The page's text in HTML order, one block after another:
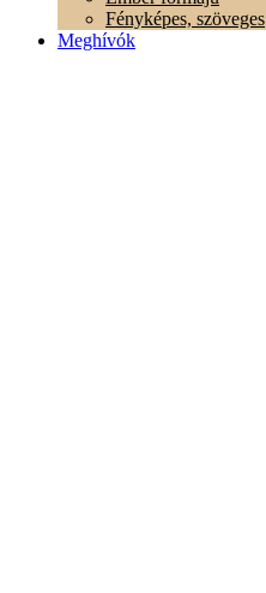
Fényképes, szöveges
Meghívók